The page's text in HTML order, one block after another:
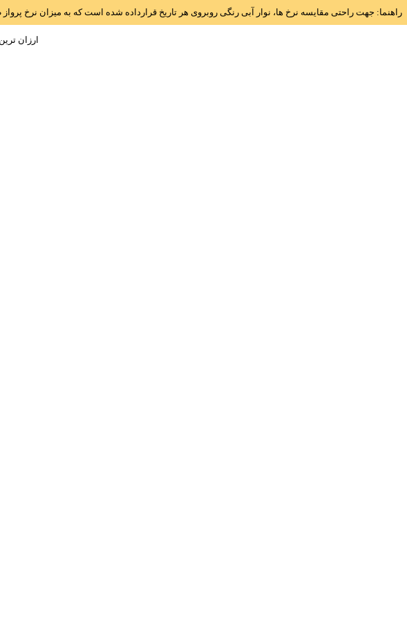
راهنما: جهت راحتی مقایسه نرخ ها، نوار آبی رنگی روبروی هر تاریخ قرارداده شده است که به میزان نرخ
ارزان